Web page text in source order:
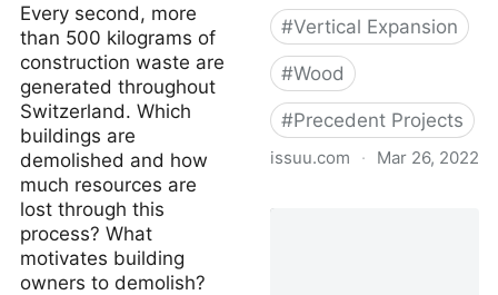
Every second, more
than 500 kilograms of
construction waste are
generated throughout
Switzerland. Which
buildings are
demolished and how
much resources are
lost through this
process? What
motivates building
owners to demolish?
#Vertical Expansion
#Wood
#Precedent Projects
issuu.com · Mar 26, 2022